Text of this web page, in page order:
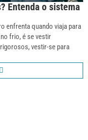
Entenda o sistema
enfrenta quando viaja para
frio, é se vestir
vestir-se para